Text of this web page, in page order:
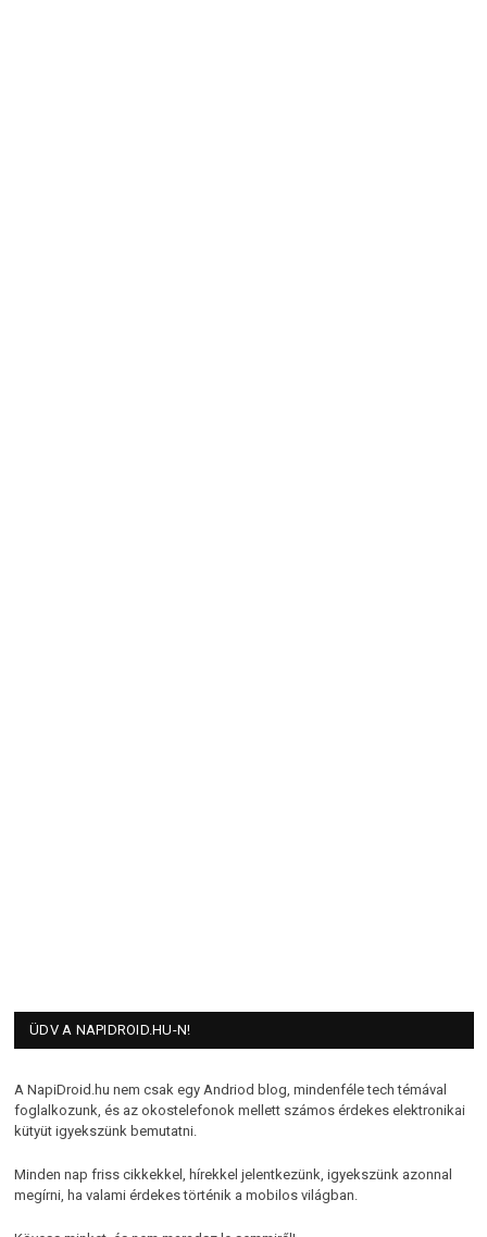
ÜDV A NAPIDROID.HU-N!
A NapiDroid.hu nem csak egy Andriod blog, mindenféle tech témával
foglalkozunk, és az okostelefonok mellett számos érdekes elektronikai
kütyüt igyekszünk bemutatni.
Minden nap friss cikkekkel, hírekkel jelentkezünk, igyekszünk azonnal
megírni, ha valami érdekes történik a mobilos világban.